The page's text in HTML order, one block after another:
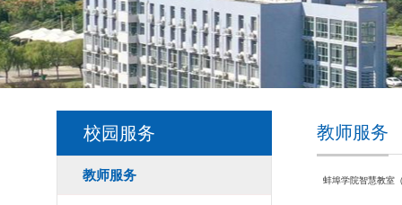
校园服务
教师服务
教师服务
蚌埠学院智慧教室